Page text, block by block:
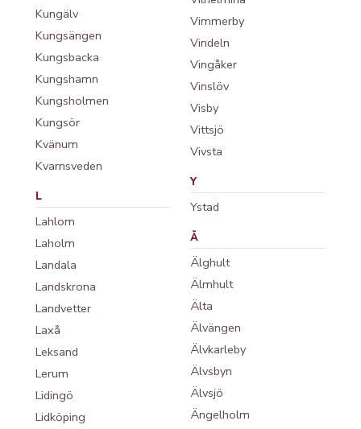
Kungälv
Kungsängen
Kungsbacka
Kungshamn
Kungsholmen
Kungsör
Kvänum
Kvarnsveden
L
Lahlom
Laholm
Landala
Landskrona
Landvetter
Laxå
Leksand
Lerum
Lidingö
Lidköping
Vimmerby
Vindeln
Vingåker
Vinslöv
Visby
Vittsjö
Vivsta
Y
Ystad
Ä
Älghult
Älmhult
Älta
Älvängen
Älvkarleby
Älvsbyn
Älvsjö
Ängelholm